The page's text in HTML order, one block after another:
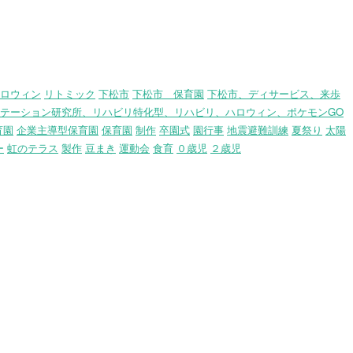
ウィン リトミック 下松市 下松市 保育園 下松市、ディサービス、来歩
ーション研究所、リハビリ特化型、リハビリ、ハロウィン、ポケモンGO
企業主導型保育園 保育園 制作 卒園式 園行事 地震避難訓練 夏祭り 太陽
虹のテラス 製作 豆まき 運動会 食育 ０歳児 ２歳児